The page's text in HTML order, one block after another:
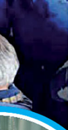
ünnepe.
szombaton
ünnepét. Mint ahogy
a tiszai vízmérőnél